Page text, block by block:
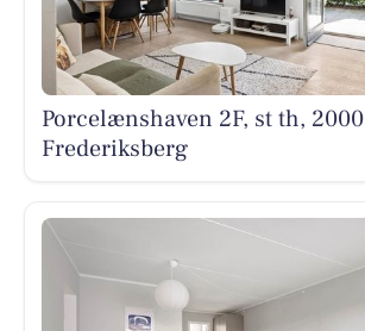
Porcelænshaven 2F, st th, 2000
Frederiksberg